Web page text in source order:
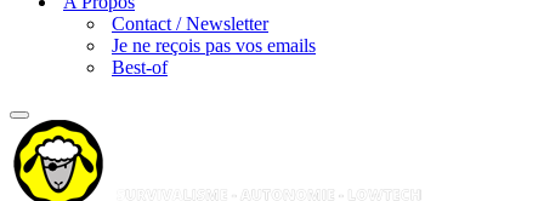
Contact / Newsletter
Je ne reçois pas vos emails
Best-of
Menu
de
navigation